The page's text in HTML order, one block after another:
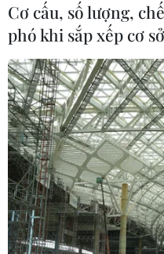
TIN CÙNG
Áp thấp nhiệt đới trên
gây ảnh hưởng thế nào
07/08/2026 14:38
Nứt núi, Thanh Hóa sơ
nhiều hộ dân
07/08/2026 13:17
Cơ cấu, số lượng,
phó khi sắp xếp cơ